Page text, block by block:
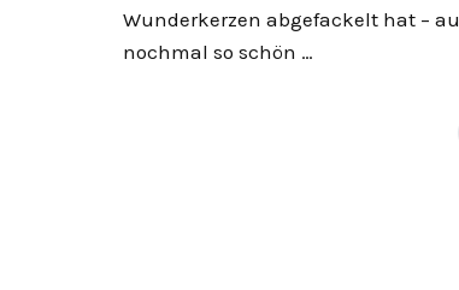
Wunderkerzen abgefackelt hat –
nochmal so schön …